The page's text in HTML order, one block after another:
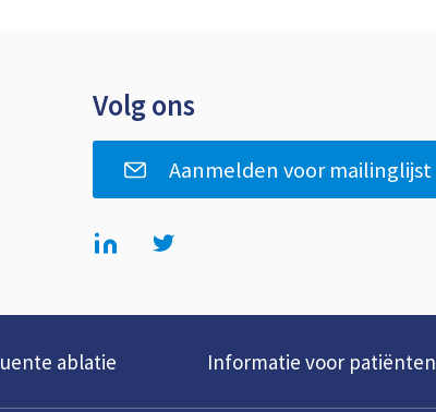
Volg ons
Aanmelden voor mailinglijst
ablatie Informatie voor patiënten